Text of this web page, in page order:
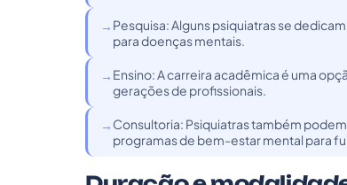
Pesquisa: Alguns psiquiatras se
para doenças mentais.
Ensino: A carreira acadêmica é uma
gerações de profissionais.
Consultoria: Psiquiatras também
programas de bem-estar mental para